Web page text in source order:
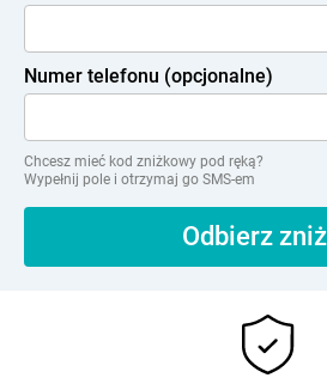
Numer telefonu (opcjonalne)
Chcesz mieć kod zniżkowy pod ręką?
Wypełnij pole i otrzymaj go SMS-em